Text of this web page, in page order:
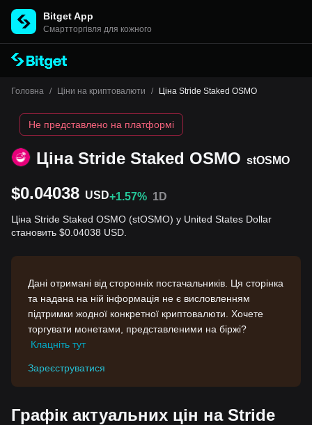
Bitget App
Cмартторгівля для кожного
Головна / Ціни на криптовалюти / Ціна Stride Staked OSMO
Ціна Stride Staked OSMO stOSMO
Не представлено на платформі
$0.04038 USD+1.57% 1D
Ціна Stride Staked OSMO (stOSMO) у United States Dollar
становить $0.04038 USD.
Дані отримані від сторонніх постачальників. Ця сторінка
та надана на ній інформація не є висловленням
підтримки жодної конкретної криптовалюти. Хочете
торгувати монетами, представленими на біржі?
Клацніть тут
Зареєструватися
Графік актуальних цін на Stride